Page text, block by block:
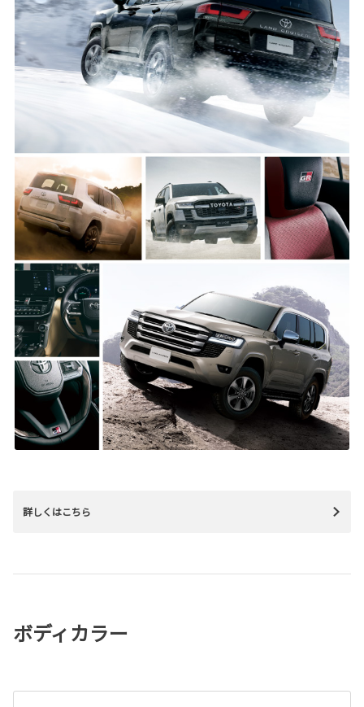
詳しくはこちら
ボディカラー